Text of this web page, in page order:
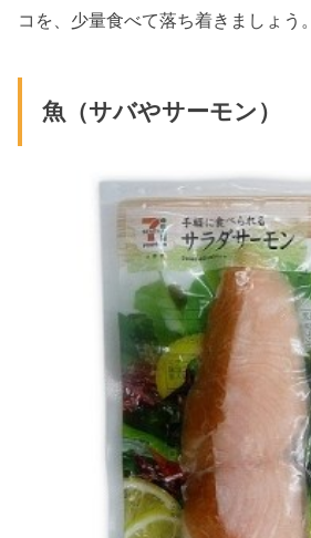
コを、少量食べて落ち着きましょう。
魚（サバやサーモン）